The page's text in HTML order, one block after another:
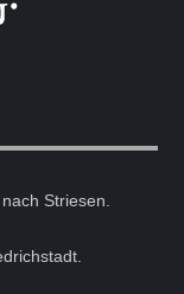
Striesen.